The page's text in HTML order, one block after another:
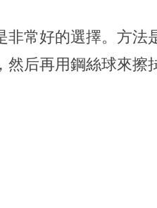
常好的選擇。方法
后再用鋼絲球來擦